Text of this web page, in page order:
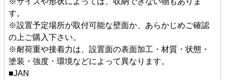
す。
※設置予定場所が取付可能な壁面か、あらかじめご確認
の上ご購入下さい。
※耐荷重や接着力は、設置面の表面加工・材質・状態・
塗装・強度・環境などによって異なります。
■JAN